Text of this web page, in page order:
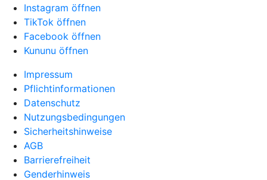
Instagram öffnen
TikTok öffnen
Facebook öffnen
Kununu öffnen
Impressum
Pflichtinformationen
Datenschutz
Nutzungsbedingungen
Sicherheitshinweise
AGB
Barrierefreiheit
Genderhinweis